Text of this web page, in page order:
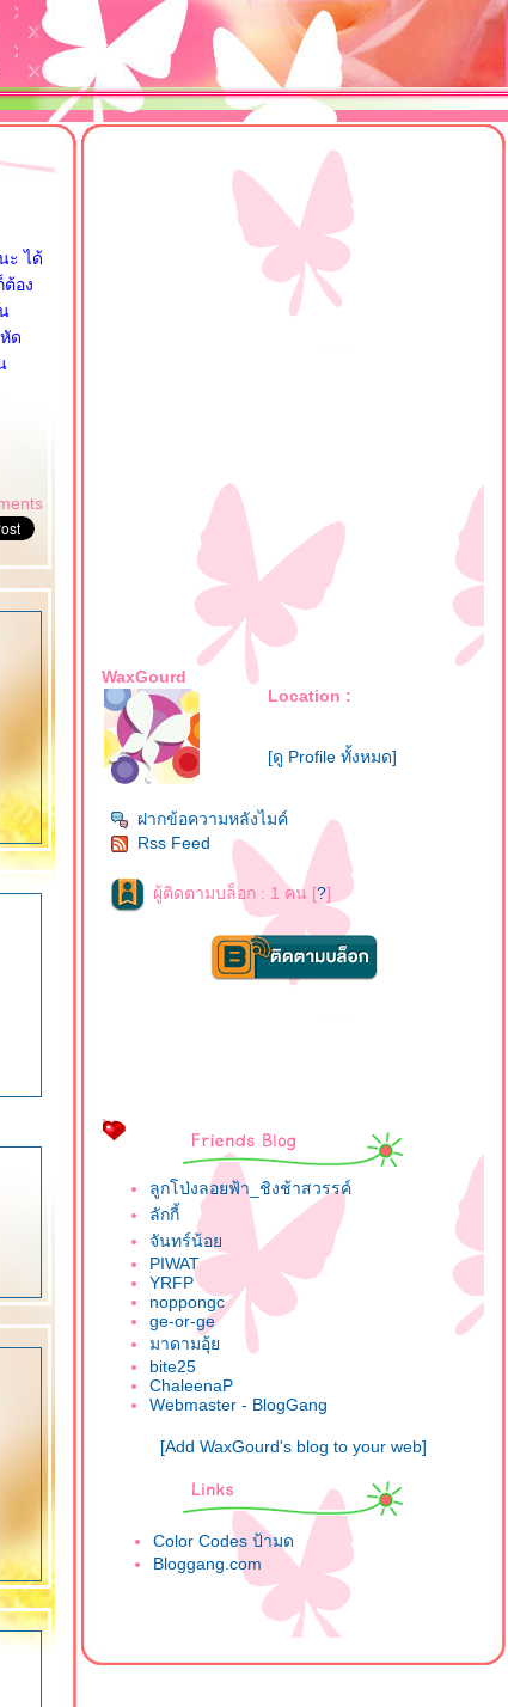
ะ ได้
ต้อง
ด
WaxGourd
Location :
[ดู Profile ทั้งหมด]
ฝากข้อความหลังไมค์
Rss Feed
ผู้ติดตามบล็อก : 1 คน [?]
ลูกโป่งลอยฟ้า_ชิงช้าสวรรค์
ลักกี้
จันทร์น้อ
PIWAT
YRFP
noppongc
ge-or-ge
มาดามอุ้
bite25
ChaleenaP
Webmaster - BlogGang
[Add WaxGourd's blog to your web]
Color Codes ป้ามด
Bloggang.com